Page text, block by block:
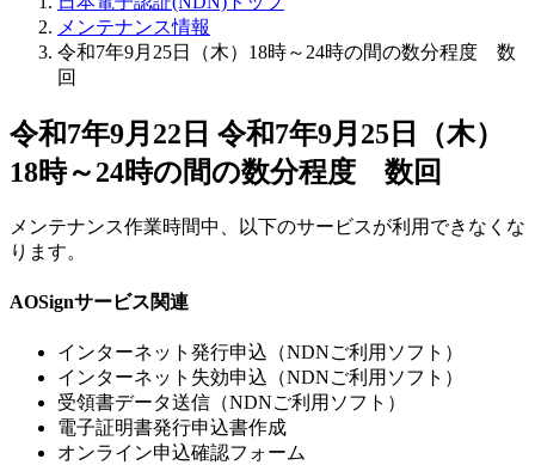
メンテナンス情報
令和7年9月25日（木）18時～24時の間の数分程度 数
回
令和7年9月22日 令和7年9月25日（木）
18時～24時の間の数分程度 数回
メンテナンス作業時間中、以下のサービスが利用できなくな
ります。
AOSignサービス関連
インターネット発行申込（NDNご利用ソフト）
インターネット失効申込（NDNご利用ソフト）
受領書データ送信（NDNご利用ソフト）
電子証明書発行申込書作成
オンライン申込確認フォーム